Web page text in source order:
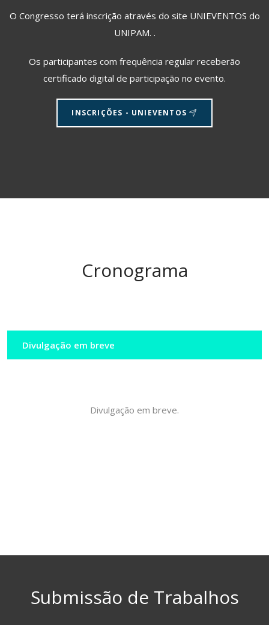
O Congresso terá inscrição através do site UNIEVENTOS do
UNIPAM. .
Os participantes com frequência regular receberão
certificado digital de participação no evento.
INSCRIÇÕES - UNIEVENTOS
Cronograma
Divulgação em breve
Divulgação em breve.
Submissão de Trabalhos